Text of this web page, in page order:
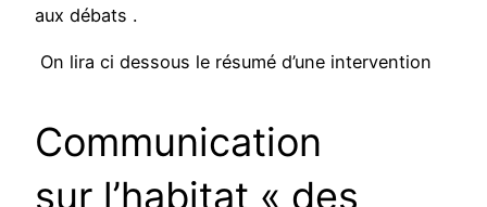
aux débats .
On lira ci dessous le résumé d’une intervention
Communication
sur l’habitat « des